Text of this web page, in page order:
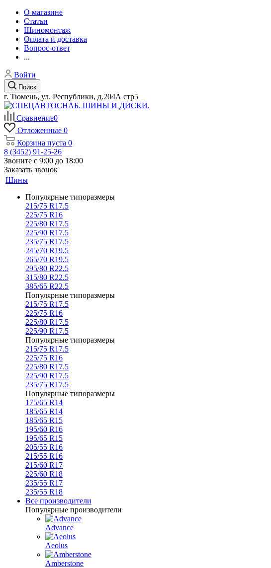
О магазине
Статьи
Шиномонтаж
Оплата и доставка
Вопрос-ответ
...
Войти
Поиск
г. Тюмень, ул. Республики, д.204А стр5
Сравнение0
Отложенные 0
Корзина пуста 0
8 (3452) 91-25-26
Звоните с 9:00 до 18:00
Заказать звонок
Шины
Популярные типоразмеры
215/75 R17.5
225/75 R16
225/80 R17.5
225/90 R17.5
235/75 R17.5
245/70 R19.5
265/70 R19.5
295/80 R22.5
315/80 R22.5
385/65 R22.5
Популярные типоразмеры
215/75 R17.5
225/75 R16
225/80 R17.5
225/90 R17.5
Популярные типоразмеры
215/75 R17.5
225/75 R16
225/80 R17.5
225/90 R17.5
235/75 R17.5
Популярные типоразмеры
175/65 R14
185/65 R14
185/65 R15
195/60 R16
195/65 R15
205/55 R16
215/55 R16
215/60 R17
225/60 R18
235/55 R17
235/55 R18
Все производители
Популярные производители
Advance
Aeolus
Amberstone